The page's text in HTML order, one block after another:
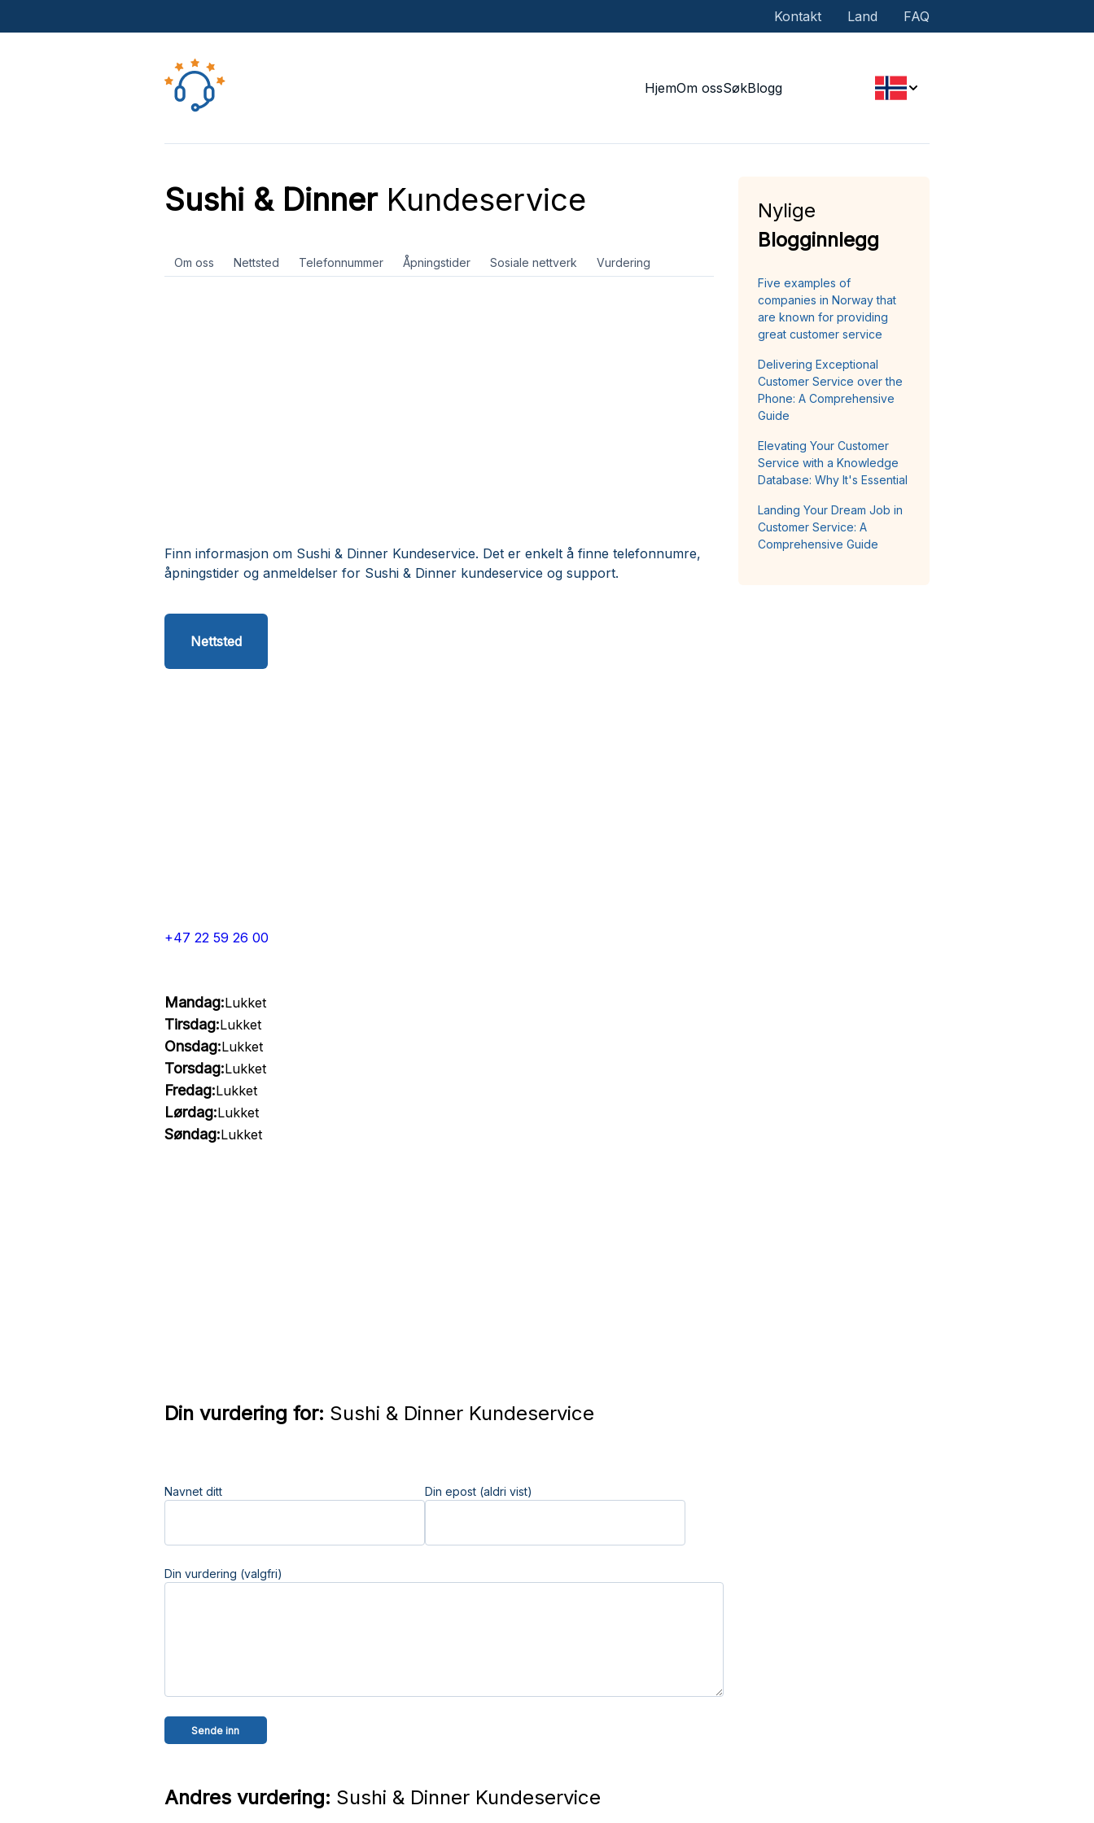
Kontakt Land FAQ
HjemOm ossSøkBlogg
Sushi & DinnerKundeservice
Om oss Nettsted Telefonnummer Åpningstider Sosiale nettverk Vurdering
Finn informasjon om Sushi & Dinner Kundeservice. Det er enkelt å finne telefonnumre,
åpningstider og anmeldelser for Sushi & Dinner kundeservice og support.
Nettsted
+47 22 59 26 00
Mandag:Lukket
Tirsdag:Lukket
Onsdag:Lukket
Torsdag:Lukket
Fredag:Lukket
Lørdag:Lukket
Søndag:Lukket
Din vurdering for: Sushi & Dinner Kundeservice
Navnet ditt Din epost (aldri vist)
Din vurdering (valgfri)
Andres vurdering: Sushi & Dinner Kundeservice
Nylige
Blogginnlegg
Five examples of
companies in Norway that
are known for providing
great customer service
Delivering Exceptional
Customer Service over the
Phone: A Comprehensive
Guide
Elevating Your Customer
Service with a Knowledge
Database: Why It's Essential
Landing Your Dream Job in
Customer Service: A
Comprehensive Guide